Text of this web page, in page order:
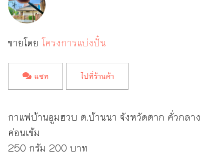
ขายโดย โครงการแบ่งปั๋น
แชท ไปที่ร้านค้า
กาแฟบ้านอูมฮวบ ต.บ้านนา จังหวัดตาก คั่วกลาง
ค่อนเข้ม
250 กรัม 200 บาท